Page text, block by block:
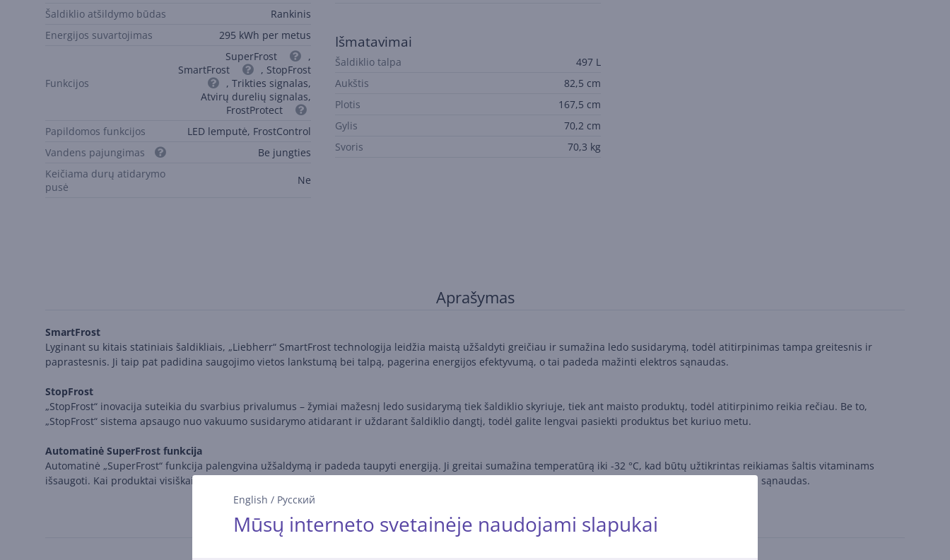
English / Русский
Mūsų interneto svetainėje naudojami slapukai
Šaldiklio atšildymo būdas
Rankinis
Energijos suvartojimas
295 kWh per metus
Funkcijos
SuperFrost
,
SmartFrost
, StopFrost
, Trikties signalas,
Atvirų durelių signalas,
FrostProtect
Papildomos funkcijos
LED lemputė, FrostControl
Vandens pajungimas
Be jungties
Keičiama durų atidarymo
pusė
Ne
Išmatavimai
Šaldiklio talpa
497 L
Aukštis
82,5 cm
Plotis
167,5 cm
Gylis
70,2 cm
Svoris
70,3 kg
Aprašymas
SmartFrost
Lyginant su kitais statiniais šaldikliais, „Liebherr“ SmartFrost technologija leidžia maistą užšaldyti greičiau ir sumažina ledo susidarymą, todėl atitirpinimas tampa greitesnis ir
paprastesnis. Ji taip pat padidina saugojimo vietos lankstumą bei talpą, pagerina energijos efektyvumą, o tai padeda mažinti elektros sąnaudas.
StopFrost
„StopFrost“ inovacija suteikia du svarbius privalumus – žymiai mažesnį ledo susidarymą tiek šaldiklio skyriuje, tiek ant maisto produktų, todėl atitirpinimo reikia rečiau. Be to,
„StopFrost“ sistema apsaugo nuo vakuumo susidarymo atidarant ir uždarant šaldiklio dangtį, todėl galite lengvai pasiekti produktus bet kuriuo metu.
Automatinė SuperFrost funkcija
Automatinė „SuperFrost“ funkcija palengvina užšaldymą ir padeda taupyti energiją. Ji greitai sumažina temperatūrą iki -32 °C, kad būtų užtikrintas reikiamas šaltis vitaminams
išsaugoti. Kai produktai visiškai užšaldomi, ši funkcija automatiškai po daugiausia 65 valandų sugrįžta į įprastinį režimą, padėdama sumažinti elektros sąnaudas.
Atsiliepimai